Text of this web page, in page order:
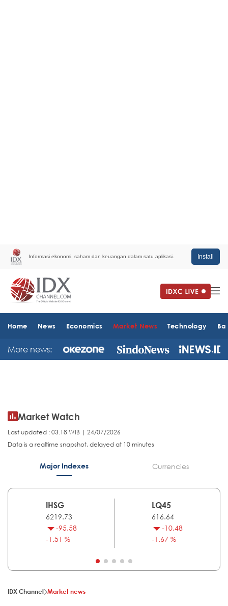
Informasi ekonomi, saham dan keuangan dalam satu aplikasi. Install
Home News Economics Market News Technology
More news:
Market Watch
Last updated : 03.18 WIB | 24/07/2026
Data is a realtime snapshot, delayed at 10 minutes
Major Indexes Currencies
IHSG
6219.73
-95.58
-1.51 %
LQ45
616.64
-10.48
-1.67 %
IDX Channel Market news